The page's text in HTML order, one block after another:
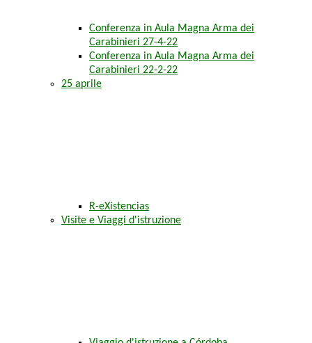
Conferenza in Aula Magna Arma dei
Carabinieri 27-4-22
Conferenza in Aula Magna Arma dei
Carabinieri 22-2-22
25 aprile
R-eXistencias
Visite e Viaggi d'istruzione